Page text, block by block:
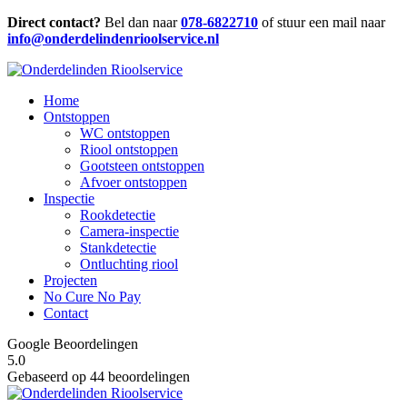
Direct contact? Bel dan naar078-6822710 of stuur een mail naar
info@onderdelindenrioolservice.nl
Home
Ontstoppen
WC ontstoppen
Riool ontstoppen
Gootsteen ontstoppen
Afvoer ontstoppen
Inspectie
Rookdetectie
Camera-inspectie
Stankdetectie
Ontluchting riool
Projecten
No Cure No Pay
Contact
Google Beoordelingen
5.0
Gebaseerd op 44 beoordelingen